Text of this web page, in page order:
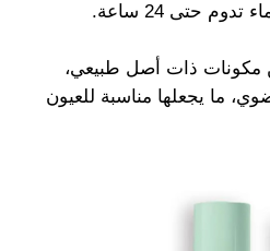
حتى 24 ساعة.
على 89% من مكونات ذات أصل طبيعي،
ما يجعلها مناسبة للعيون